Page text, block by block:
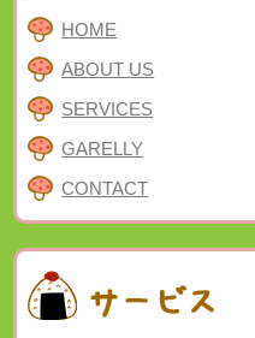
HOME
ABOUT US
SERVICES
GARELLY
CONTACT